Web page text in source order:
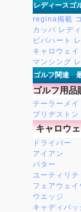
レディースゴ
regina掲載
カッパ レデ
ビバハート
キャロウェ
マンシング
ゴルフ関連
ゴルフ用品
テーラーメイ
ブリヂストン
キャロウ
ドライバー
アイアン
パター
ユーティリテ
フェアウェイ
ウエッジ
キャディバッ